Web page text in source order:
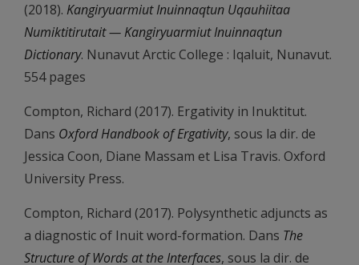
(2018). Kangiryuarmiut Inuinnaqtun Uqauhiitaa
Numiktitirutait — Kangiryuarmiut Inuinnaqtun
Dictionary. Nunavut Arctic College : Iqaluit, Nunavut.
554 pages
Compton, Richard (2017). Ergativity in Inuktitut.
Dans Oxford Handbook of Ergativity, sous la dir. de
Jessica Coon, Diane Massam et Lisa Travis. Oxford
University Press.
Compton, Richard (2017). Polysynthetic adjuncts as
a diagnostic of Inuit word-formation. Dans The
Structure of Words at the Interfaces, sous la dir. de